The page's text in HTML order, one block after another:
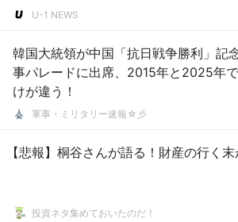
U-1 NEWS
韓国大統領が中国「抗日戦争勝利」記
事パレードに出席、2015年と2025年
けが違う！
軍事・ミリタリー速報☆彡
【悲報】桐谷さんが語る！財産の行く
投資ネタ集めておいたのだ！